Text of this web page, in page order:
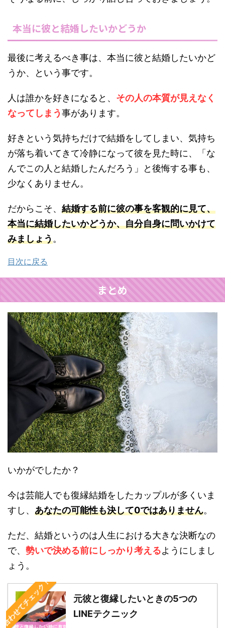
本当に彼と結婚したいかどうか
最後に考えるべき事は、本当に彼と結婚したいかど
うか、という事です。
人は誰かを好きになると、 その人の本質が見えなく
なってしまう事があります。
好きという気持ちだけで結婚をしてしまい、気持ち
が落ち着いてきて冷静になって彼を見た時に、「な
んでこの人と結婚したんだろう」と後悔する事も、
少なくありません。
だからこそ、 結婚する前に彼の事を客観的に見て、
本当に結婚したいかどうか、自分自身に問いかけて
みましょう。
目次に戻る
まとめ
いかがでしたか？
今は芸能人でも復縁結婚をしたカップルが多くいま
すし、 あなたの可能性も決して0ではありません。
ただ、結婚というのは人生における大きな決断なの
で、 勢いで決める前にしっかり考えるようにしまし
ょう。
合わせてチェック！
元彼と復縁したいときの5つの
LINEテクニック